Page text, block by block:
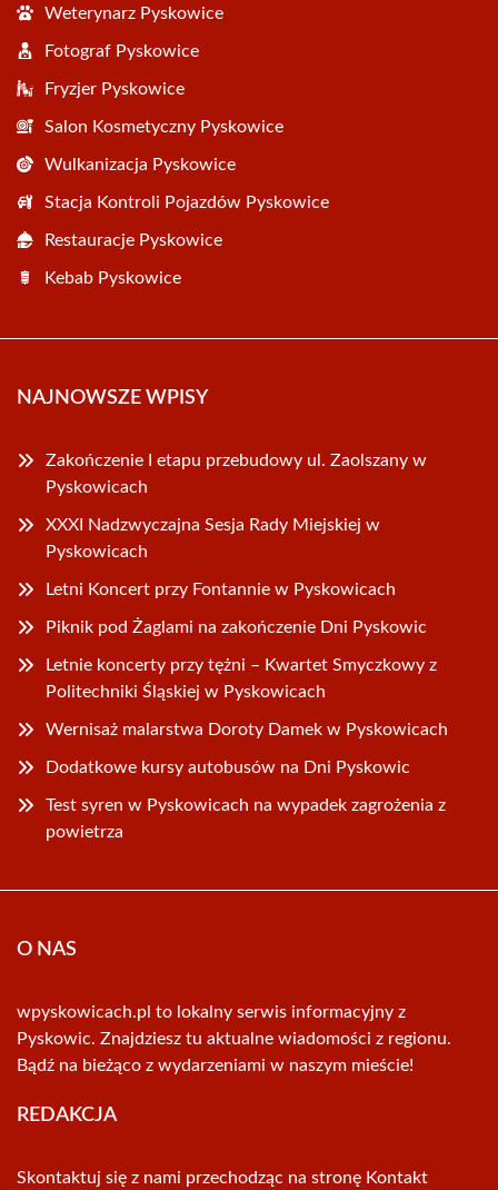
Weterynarz Pyskowice
Fotograf Pyskowice
Fryzjer Pyskowice
Salon Kosmetyczny Pyskowice
Wulkanizacja Pyskowice
Stacja Kontroli Pojazdów Pyskowice
Restauracje Pyskowice
Kebab Pyskowice
NAJNOWSZE WPISY
Zakończenie I etapu przebudowy ul. Zaolszany w
Pyskowicach
XXXI Nadzwyczajna Sesja Rady Miejskiej w
Pyskowicach
Letni Koncert przy Fontannie w Pyskowicach
Piknik pod Żaglami na zakończenie Dni Pyskowic
Letnie koncerty przy tężni – Kwartet Smyczkowy z
Politechniki Śląskiej w Pyskowicach
Wernisaż malarstwa Doroty Damek w Pyskowicach
Dodatkowe kursy autobusów na Dni Pyskowic
Test syren w Pyskowicach na wypadek zagrożenia z
powietrza
O NAS
wpyskowicach.pl to lokalny serwis informacyjny z
Pyskowic. Znajdziesz tu aktualne wiadomości z regionu.
Bądź na bieżąco z wydarzeniami w naszym mieście!
REDAKCJA
Skontaktuj się z nami przechodząc na stronę Kontakt